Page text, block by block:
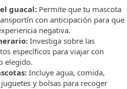
guacal: Permite que tu mascota
con anticipación para que
negativa.
Investiga sobre las
específicos para viajar con
elegido.
Incluye agua, comida,
y bolsas para recoger